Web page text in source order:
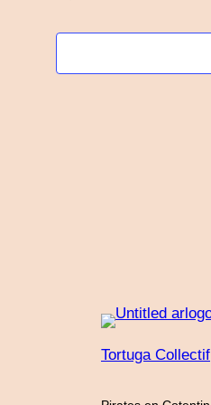
date.
Tortuga Collectif